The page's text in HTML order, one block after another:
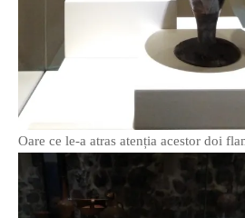
Oare ce le-a atras atenția acestor doi